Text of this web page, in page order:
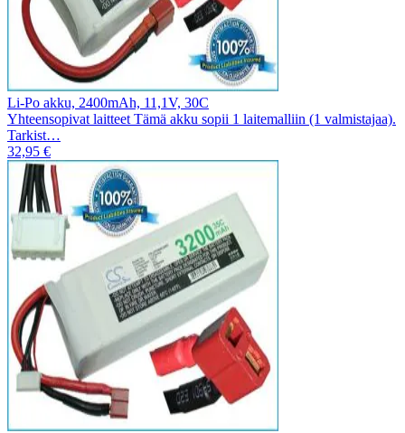
Li-Po akku, 2400mAh, 11,1V, 30C
Yhteensopivat laitteet Tämä akku sopii 1 laitemalliin (1 valmistajaa).
Tarkist…
32,95 €